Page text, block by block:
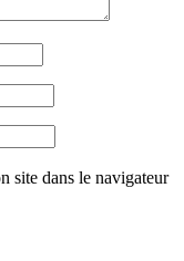
site dans le navigateur